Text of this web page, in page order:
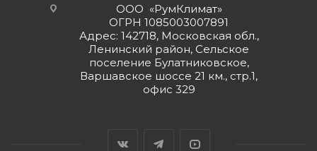
ООО «РумКлимат»
ОГРН 1085003007891
Адрес: 142718, Московская обл.,
Ленинский район, Сельское
поселение Булатниковское,
Варшавское шоссе 21 км., стр.1,
офис 329